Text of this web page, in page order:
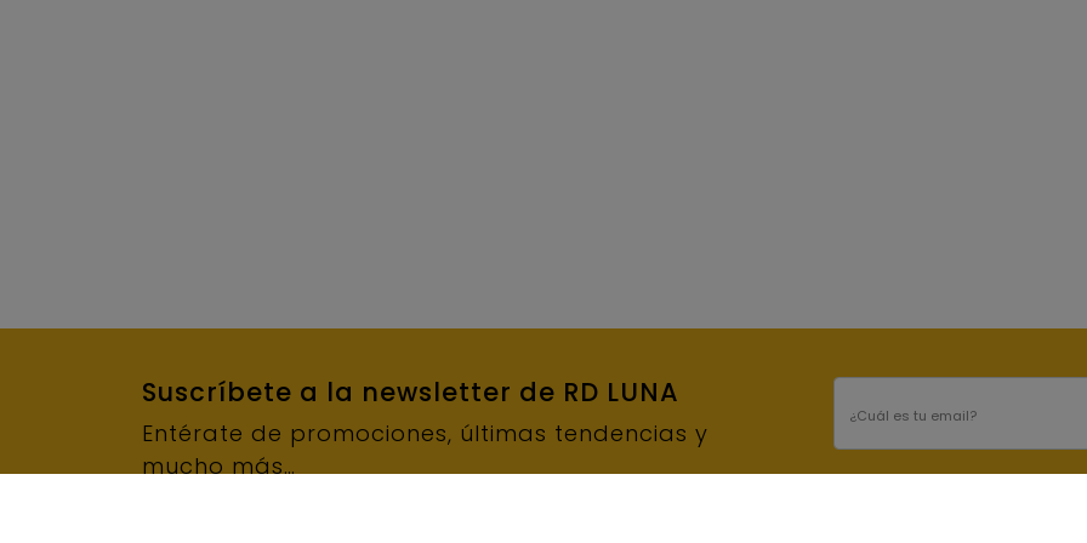
Suscríbete a la newsletter de RD LUNA
Entérate de promociones, últimas tendencias y
mucho más…
E-mail